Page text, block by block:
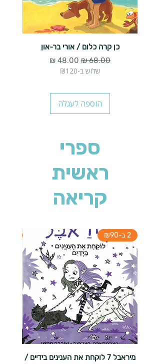
כן קרה כלום / אורי בר-און
מחיר רגיל מחיר מבצע
שלוש ב-₪120
הוספה לעגלה
ספרי
ראשית
קריאה
2 ב-₪90
מיראבל 7 לוקחת את הענינים בידיים /